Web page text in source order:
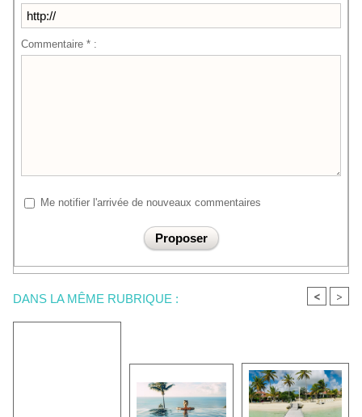
Commentaire * :
Me notifier l'arrivée de nouveaux commentaires
DANS LA MÊME RUBRIQUE : < >